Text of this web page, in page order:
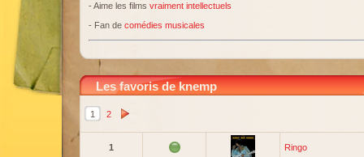
- Aime les films vraiment intellectuels
- Fan de comédies musicales
Les favoris de knemp
1 2
1 Ringo